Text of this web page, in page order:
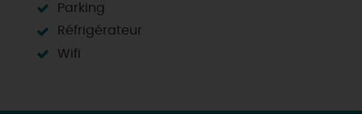
Parking
Réfrigérateur
Wifi